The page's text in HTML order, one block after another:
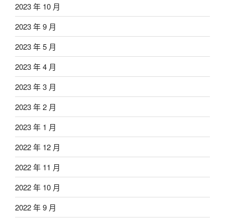
2023 年 10 月
2023 年 9 月
2023 年 5 月
2023 年 4 月
2023 年 3 月
2023 年 2 月
2023 年 1 月
2022 年 12 月
2022 年 11 月
2022 年 10 月
2022 年 9 月